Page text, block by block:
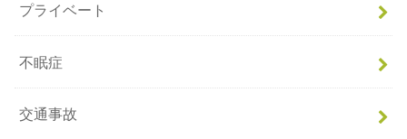
プライベート
不眠症
交通事故